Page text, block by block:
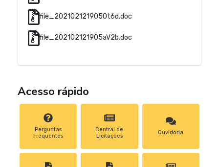
file_2021021219050t6d.doc
file_202102121905aV2b.doc
Acesso rápido
Perguntas
Frequentes
Central de
Licitações
Ouvidoria